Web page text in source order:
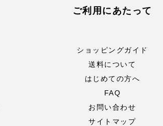
ご利用にあたって
ショッピングガイド
送料について
はじめての方へ
FAQ
お問い合わせ
サイトマップ